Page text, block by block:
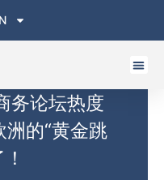
务论坛热度
的“黄金跳